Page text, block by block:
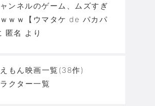
ンネルのゲーム、ムズすぎ
ｗｗ【ウマタケ de パカパ
匿名 より
えもん映画一覧(38作)
クター一覧